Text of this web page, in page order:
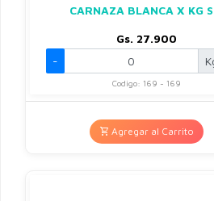
CARNAZA BLANCA X KG
Gs. 27.900
-
Codigo: 169 - 169
Agregar al Carrito